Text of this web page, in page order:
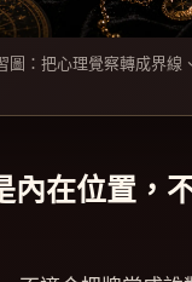
圖：把心理覺察轉成界線
內在位置，